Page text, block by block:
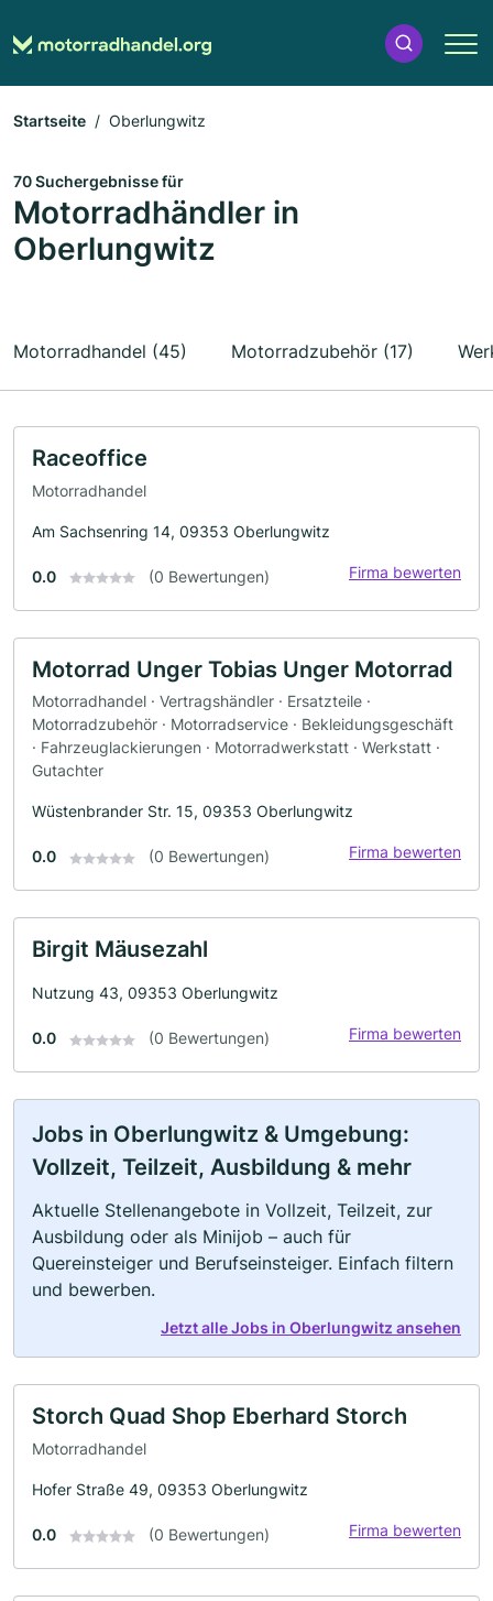
Startseite Oberlungwitz
70 Suchergebnisse für
Motorradhändler in
Oberlungwitz
Motorradhandel (45) Motorradzubehör (17)
Raceoffice
Motorradhandel
Am Sachsenring 14, 09353 Oberlungwitz
0.0 (0 Bewertungen) Firma bewerten
Motorrad Unger Tobias Unger Motorrad
Motorradhandel · Vertragshändler · Ersatzteile ·
Motorradzubehör · Motorradservice · Bekleidungsgeschäft
· Fahrzeuglackierungen · Motorradwerkstatt · Werkstatt ·
Gutachter
Wüstenbrander Str. 15, 09353 Oberlungwitz
0.0 (0 Bewertungen) Firma bewerten
Birgit Mäusezahl
Nutzung 43, 09353 Oberlungwitz
0.0 (0 Bewertungen) Firma bewerten
Jobs in Oberlungwitz & Umgebung:
Vollzeit, Teilzeit, Ausbildung & mehr
Aktuelle Stellenangebote in Vollzeit, Teilzeit, zur
Ausbildung oder als Minijob – auch für
Quereinsteiger und Berufseinsteiger. Einfach filtern
und bewerben.
Jetzt alle Jobs in Oberlungwitz ansehen
Storch Quad Shop Eberhard Storch
Motorradhandel
Hofer Straße 49, 09353 Oberlungwitz
0.0 (0 Bewertungen) Firma bewerten